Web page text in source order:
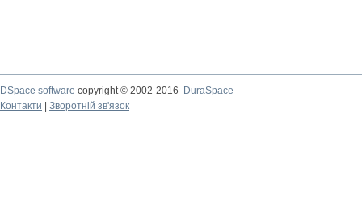
DSpace software copyright © 2002-2016
DuraSpace
Контакти
Зворотній зв'язок